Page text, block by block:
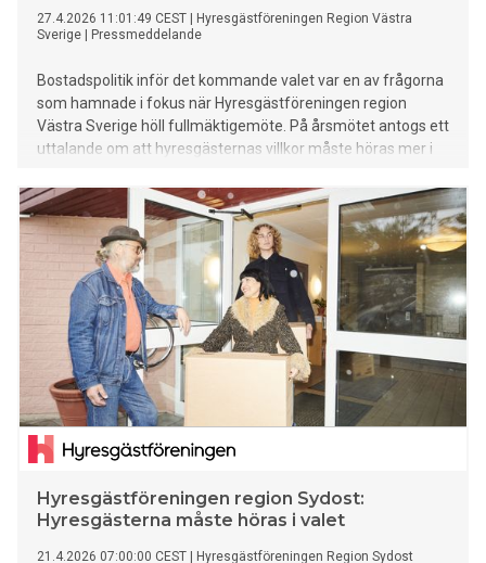
27.4.2026 11:01:49 CEST
Hyresgästföreningen Region Västra
Sverige
Pressmeddelande
Bostadspolitik inför det kommande valet var en av frågorna
som hamnade i fokus när Hyresgästföreningen region
Västra Sverige höll fullmäktigemöte. På årsmötet antogs ett
uttalande om att hyresgästernas villkor måste höras mer i
Hyresgästföreningen region Sydost:
Hyresgästerna måste höras i valet
21.4.2026 07:00:00 CEST Hyresgästföreningen Region Sydost